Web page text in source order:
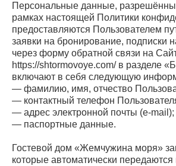
Персональные данные,
рамках настоящей Политики
предоставляются Пользователем
заявки на бронирование, подписки
через форму обратной связи на
https://shtormovoye.com/ в разделе
включают в себя следующую
— фамилию, имя, отчество
— контактный телефон
— адрес электронной почты (e-mail);
— паспортные данные.
Гостевой дом «Жемчужина моря»
которые автоматически передаются